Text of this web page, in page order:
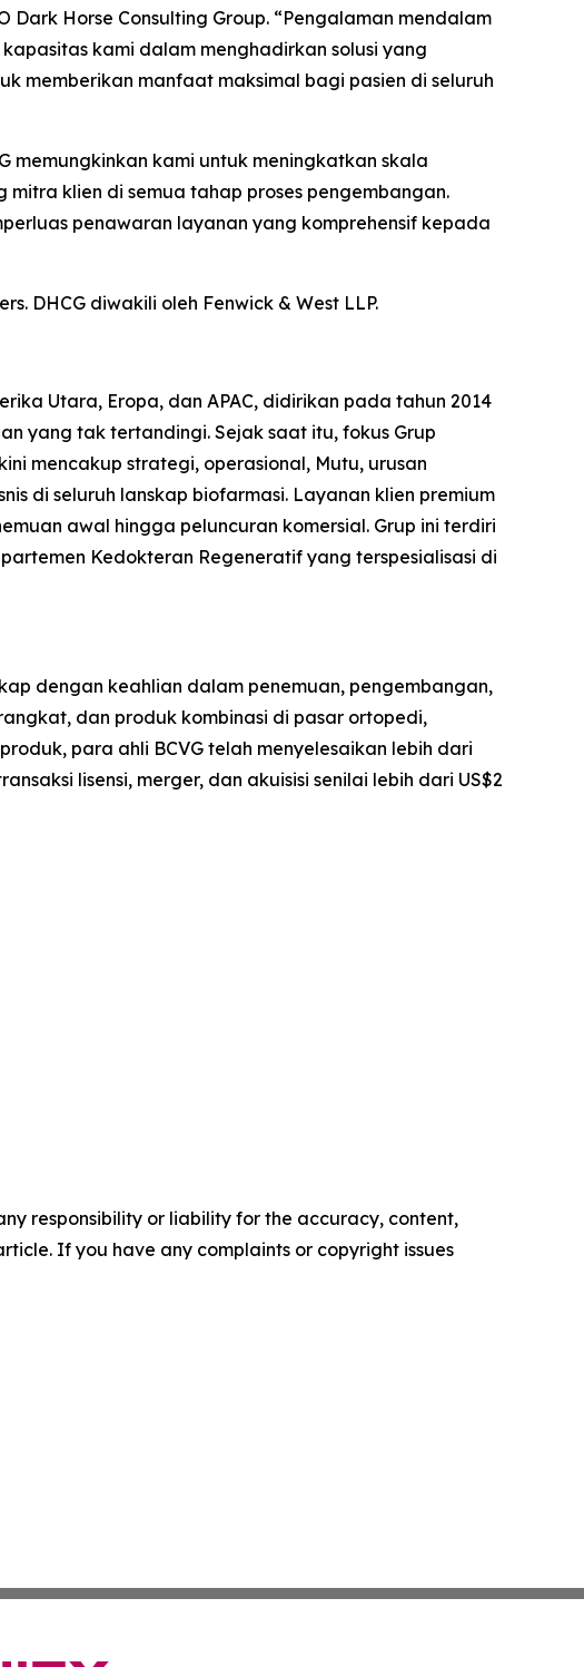
Dark Horse Consulting Group. “Pengalaman mendalam
kami dalam menghadirkan solusi yang
memberikan manfaat maksimal bagi pasien di seluruh
memungkinkan kami untuk meningkatkan skala
klien di semua tahap proses pengembangan.
penawaran layanan yang komprehensif kepada
DHCG diwakili oleh Fenwick & West LLP.
Utara, Eropa, dan APAC, didirikan pada tahun 2014
yang tak tertandingi. Sejak saat itu, fokus Grup
mencakup strategi, operasional, Mutu, urusan
di seluruh lanskap biofarmasi. Layanan klien premium
awal hingga peluncuran komersial. Grup ini terdiri
Kedokteran Regeneratif yang terspesialisasi di
dengan keahlian dalam penemuan, pengembangan,
dan produk kombinasi di pasar ortopedi,
para ahli BCVG telah menyelesaikan lebih dari
lisensi, merger, dan akuisisi senilai lebih dari US$2
responsibility or liability for the accuracy, content,
If you have any complaints or copyright issues